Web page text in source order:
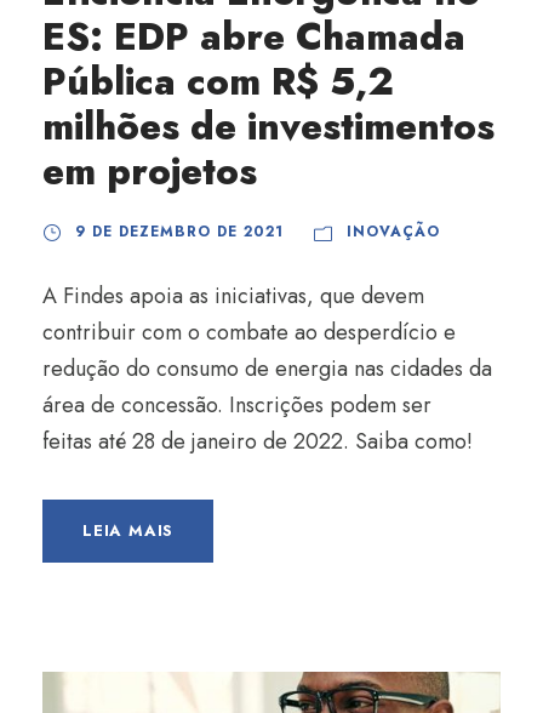
ES: EDP abre Chamada
Pública com R$ 5,2
milhões de investimentos
em projetos
9 DE DEZEMBRO DE 2021 INOVAÇÃO
A Findes apoia as iniciativas, que devem
contribuir com o combate ao desperdício e
redução do consumo de energia nas cidades da
área de concessão. Inscrições podem ser
feitas até 28 de janeiro de 2022. Saiba como!
LEIA MAIS